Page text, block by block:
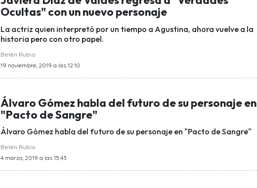
Ocultas" con un nuevo personaje
La actriz quien interpretó por un tiempo a Agustina, ahora vuelve a la
historia pero con otro papel.
Belén Rubio
19 noviembre, 2019 a las 12:10
Álvaro Gómez habla del futuro de su personaje en
"Pacto de Sangre"
Álvaro Gómez habla del futuro de su personaje en "Pacto de Sangre"
Belén Rubio
4 marzo, 2019 a las 15:43